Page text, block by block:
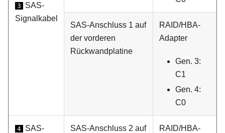
3
SAS-
Signalkabel
SAS-Anschluss 1 auf
der vorderen
Rückwandplatine
RAID/HBA-
Adapter
Gen. 3:
C1
Gen. 4:
C0
4 SAS-
SAS-Anschluss 2 auf
RAID/HBA-